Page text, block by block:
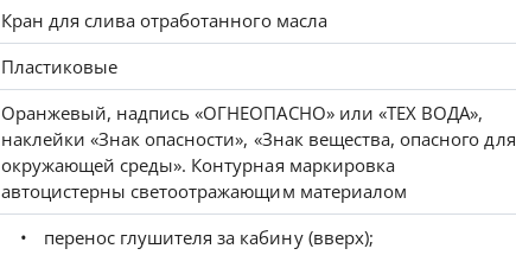
Кран для слива отработанного масла
Пластиковые
Оранжевый, надпись «ОГНЕОПАСНО» или «ТЕХ ВОДА»,
наклейки «Знак опасности», «Знак вещества, опасного для
окружающей среды». Контурная маркировка
автоцистерны светоотражающим материалом
перенос глушителя за кабину (вверх);